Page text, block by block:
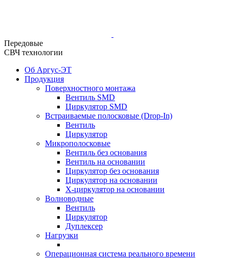
Передовые
СВЧ технологии
Об Аргус-ЭТ
Продукция
Поверхностного монтажа
Вентиль SMD
Циркулятор SMD
Встраиваемые полосковые (Drop-In)
Вентиль
Циркулятор
Микрополосковые
Вентиль без основания
Вентиль на основании
Циркулятор без основания
Циркулятор на основании
Х-циркулятор на основании
Волноводные
Вентиль
Циркулятор
Дуплексер
Нагрузки
Операционная система реального времени